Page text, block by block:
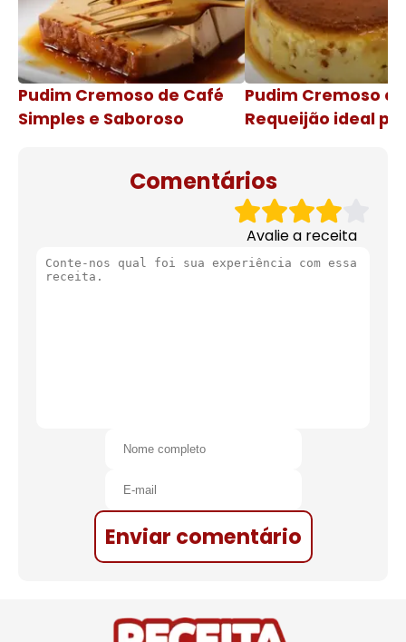
Pudim Cremoso de Café
Simples e Saboroso
Pudim Cremoso
Requeijão ideal
Comentários
Avalie a receita
Enviar comentário